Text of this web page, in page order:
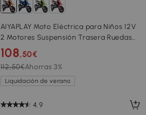
AIYAPLAY Moto Eléctrica para Niños 12V
2 Motores Suspensión Trasera Ruedas
de Apoyo Desmontables Música Niños 3-
6 Años Naranja
108,50€
112,50€Ahorras 3%
Liquidación de verano
4.9